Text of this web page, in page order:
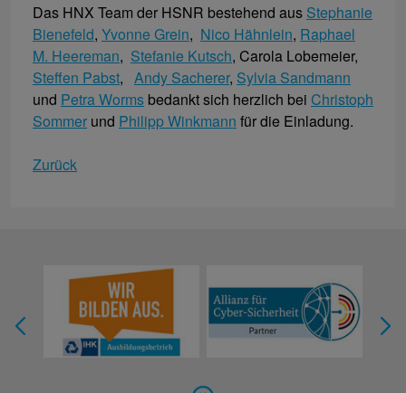
Das HNX Team der HSNR bestehend aus Stephanie
Bienefeld, Yvonne Grein, Nico Hähnlein, Raphael
M. Heereman, Stefanie Kutsch, Carola Lobemeier,
Steffen Pabst, Andy Sacherer, Sylvia Sandmann
und Petra Worms bedankt sich herzlich bei Christoph
Sommer und Philipp Winkmann für die Einladung.
Zurück